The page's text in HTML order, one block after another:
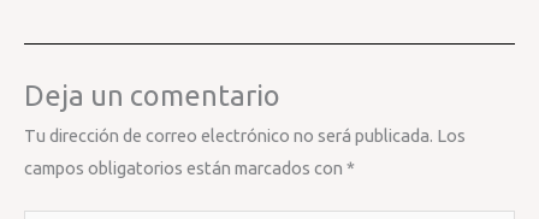
Deja un comentario
Tu dirección de correo electrónico no será publicada. Los
campos obligatorios están marcados con *